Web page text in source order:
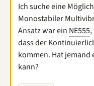
Ich suche eine
Monostabiler
Ansatz war ein NE555
dass der
kommen. Hat jemand
kann?